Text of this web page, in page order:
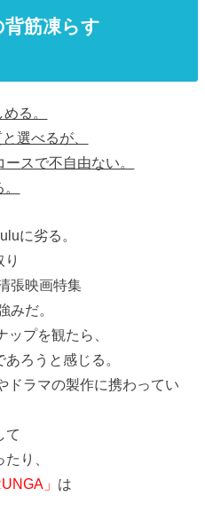
筋凍らす
る。
選べるが、
スで不自由ない。
に劣る。
張映画特集
みだ。
プを観たら、
ろうと感じる。
ドラマの製作に携わってい
て
たり、
」 は